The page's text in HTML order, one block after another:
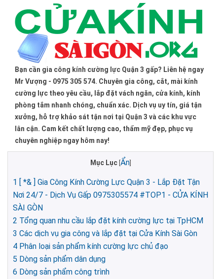
Bạn cần gia công kính cường lực Quận 3 gấp? Liên hệ ngay
Mr Vượng - 0975 305 574. Chuyên gia công, cắt, mài kính
cường lực theo yêu cầu, lắp đặt vách ngăn, cửa kính, kính
phòng tắm nhanh chóng, chuẩn xác. Dịch vụ uy tín, giá tận
xưởng, hỗ trợ khảo sát tận nơi tại Quận 3 và các khu vực
lân cận. Cam kết chất lượng cao, thẩm mỹ đẹp, phục vụ
chuyên nghiệp ngay hôm nay!
Mục Lục Ẩn]
1 [ *& ] Gia Công Kính Cường Lực Quận 3 - Lắp Đặt Tận
Nơi 24/7 - Dịch Vụ Gấp 0975305574 #TOP1 - CỬA KÍNH
SÀI GÒN
2 Tổng quan nhu cầu lắp đặt kính cường lực tại TpHCM
3 Các dịch vụ gia công và lắp đặt tại Cửa Kính Sài Gòn
4 Phân loại sản phẩm kính cường lực chủ đạo
5 Dòng sản phẩm dân dụng
6 Dòng sản phẩm công trình